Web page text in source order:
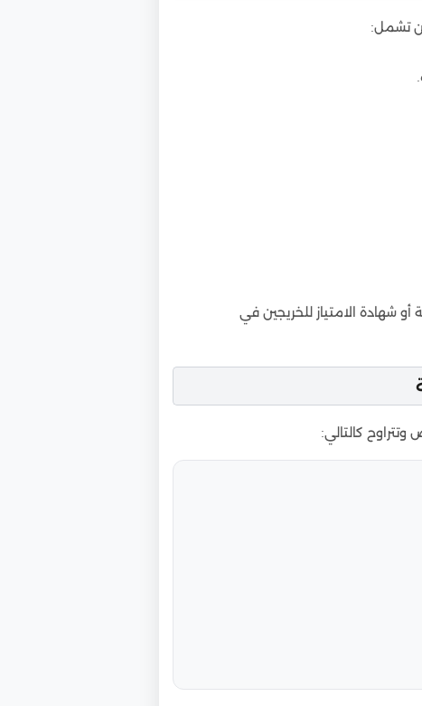
تشمل:
شهادة الامتياز للخريجين في
كالتالي: